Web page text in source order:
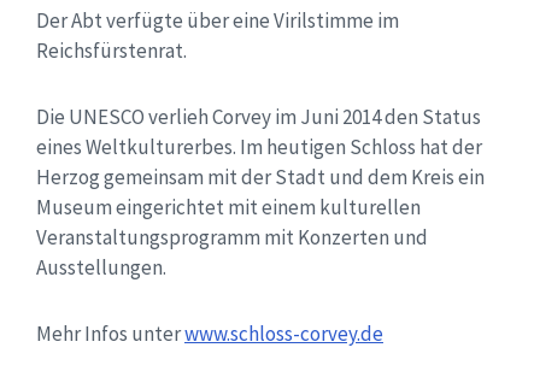
Der Abt verfügte über eine Virilstimme im
Reichsfürstenrat.
Die UNESCO verlieh Corvey im Juni 2014 den Status
eines Weltkulturerbes. Im heutigen Schloss hat der
Herzog gemeinsam mit der Stadt und dem Kreis ein
Museum eingerichtet mit einem kulturellen
Veranstaltungsprogramm mit Konzerten und
Ausstellungen.
Mehr Infos unterwww.schloss-corvey.de